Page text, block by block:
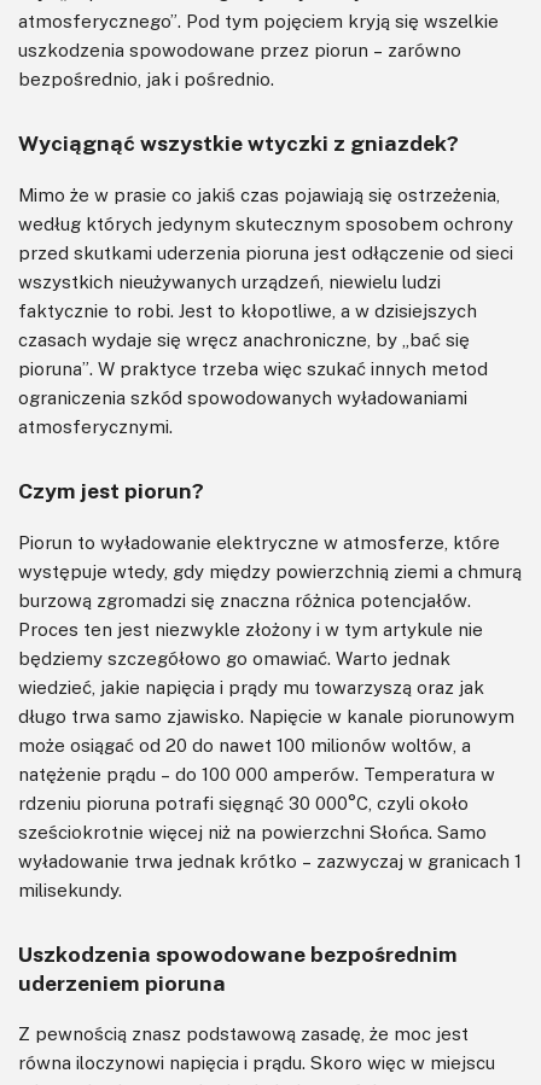
atmosferycznego”. Pod tym pojęciem kryją się wszelkie
uszkodzenia spowodowane przez piorun – zarówno
bezpośrednio, jak i pośrednio.
Wyciągnąć wszystkie wtyczki z gniazdek?
Mimo że w prasie co jakiś czas pojawiają się ostrzeżenia,
według których jedynym skutecznym sposobem ochrony
przed skutkami uderzenia pioruna jest odłączenie od sieci
wszystkich nieużywanych urządzeń, niewielu ludzi
faktycznie to robi. Jest to kłopotliwe, a w dzisiejszych
czasach wydaje się wręcz anachroniczne, by „bać się
pioruna”. W praktyce trzeba więc szukać innych metod
ograniczenia szkód spowodowanych wyładowaniami
atmosferycznymi.
Czym jest piorun?
Piorun to wyładowanie elektryczne w atmosferze, które
występuje wtedy, gdy między powierzchnią ziemi a chmurą
burzową zgromadzi się znaczna różnica potencjałów.
Proces ten jest niezwykle złożony i w tym artykule nie
będziemy szczegółowo go omawiać. Warto jednak
wiedzieć, jakie napięcia i prądy mu towarzyszą oraz jak
długo trwa samo zjawisko. Napięcie w kanale piorunowym
może osiągać od 20 do nawet 100 milionów woltów, a
natężenie prądu – do 100 000 amperów. Temperatura w
rdzeniu pioruna potrafi sięgnąć 30 000°C, czyli około
sześciokrotnie więcej niż na powierzchni Słońca. Samo
wyładowanie trwa jednak krótko – zazwyczaj w granicach 1
milisekundy.
Uszkodzenia spowodowane bezpośrednim
uderzeniem pioruna
Z pewnością znasz podstawową zasadę, że moc jest
równa iloczynowi napięcia i prądu. Skoro więc w miejscu